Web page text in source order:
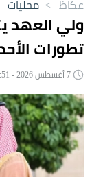
عكاظ > محليات
ولي العهد
تطورات